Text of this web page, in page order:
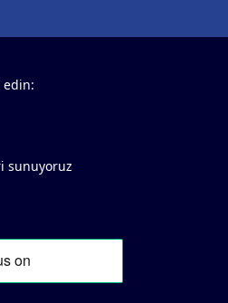
edin:
sunuyoruz